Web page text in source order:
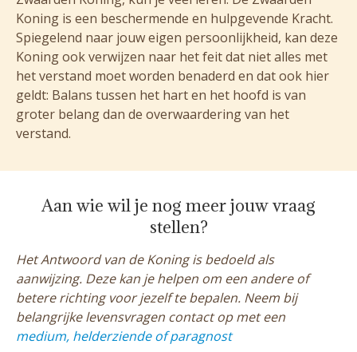
Koning is een beschermende en hulpgevende Kracht.
Spiegelend naar jouw eigen persoonlijkheid, kan deze
Koning ook verwijzen naar het feit dat niet alles met
het verstand moet worden benaderd en dat ook hier
geldt: Balans tussen het hart en het hoofd is van
groter belang dan de overwaardering van het
verstand.
Aan wie wil je nog meer jouw vraag
stellen?
Het Antwoord van de Koning is bedoeld als
aanwijzing. Deze kan je helpen om een andere of
betere richting voor jezelf te bepalen. Neem bij
belangrijke levensvragen contact op met een
medium, helderziende of paragnost